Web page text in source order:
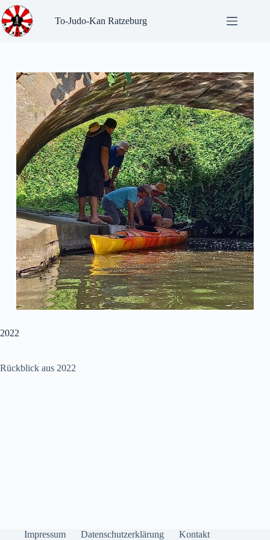
Zum
Inhalt
springen
To-Judo-Kan Ratzeburg
2022
Rückblick aus 2022
Impressum Datenschutzerklärung Kontakt